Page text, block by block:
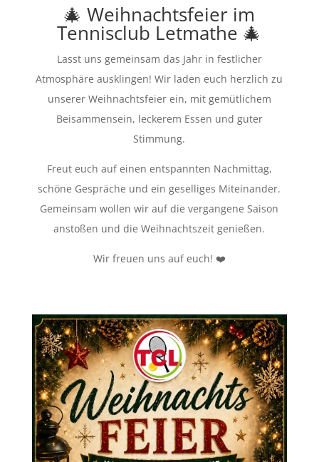
🎄 Weihnachtsfeier im
Tennisclub Letmathe 🎄
Lasst uns gemeinsam das Jahr in festlicher
Atmosphäre ausklingen! Wir laden euch herzlich zu
unserer Weihnachtsfeier ein, mit gemütlichem
Beisammensein, leckerem Essen und guter
Stimmung.
Freut euch auf einen entspannten Nachmittag,
schöne Gespräche und ein geselliges Miteinander.
Gemeinsam wollen wir auf die vergangene Saison
anstoßen und die Weihnachtszeit genießen.
Wir freuen uns auf euch! ❤️